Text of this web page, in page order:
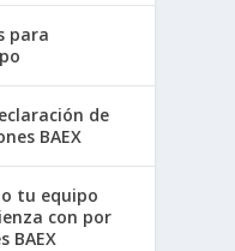
para
de
BAEX
tu equipo
con por
BAEX